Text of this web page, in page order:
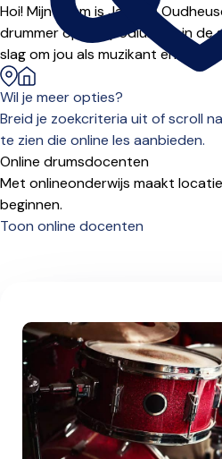
Hoi! Mijn naam is Jan van
drummer op het podium en in de
slag om jou als muzikant en drum...
Wil je meer opties?
Breid je zoekcriteria uit of scroll
te zien die online les aanbieden.
Online drumsdocenten
Met onlineonderwijs maakt
beginnen.
Toon online docenten